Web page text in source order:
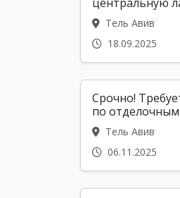
Тель Авив
18.09.2025
Срочно!
по отделочным
Тель Авив
06.11.2025